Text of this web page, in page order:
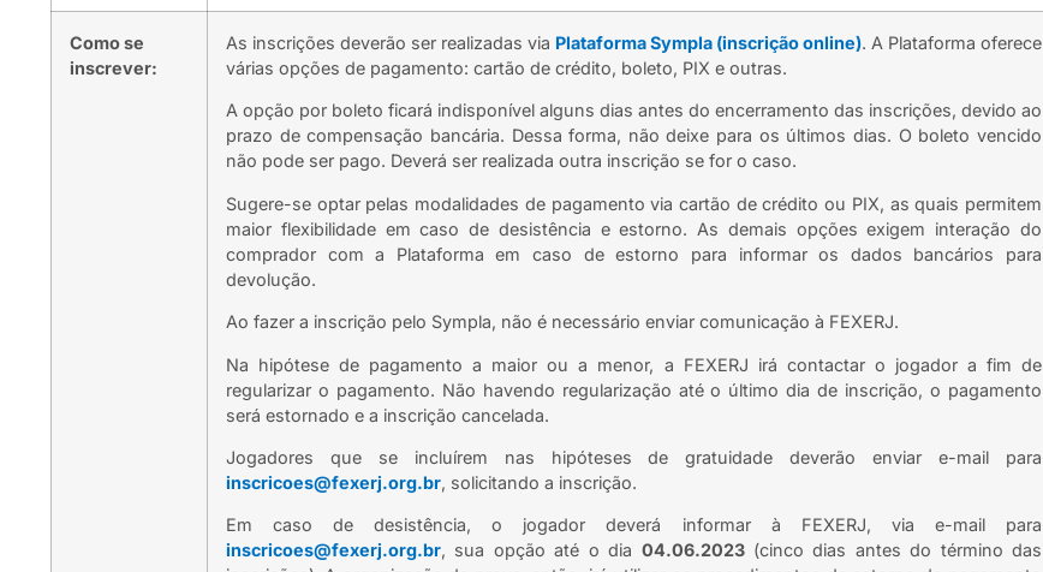
Como se
inscrever:
As inscrições deverão ser realizadas via Plataforma Sympla (inscrição online). A Plataforma oferece
várias opções de pagamento: cartão de crédito, boleto, PIX e outras.
A opção por boleto ficará indisponível alguns dias antes do encerramento das inscrições, devido ao
prazo de compensação bancária. Dessa forma, não deixe para os últimos dias. O boleto vencido
não pode ser pago. Deverá ser realizada outra inscrição se for o caso.
Sugere-se optar pelas modalidades de pagamento via cartão de crédito ou PIX, as quais permitem
maior flexibilidade em caso de desistência e estorno. As demais opções exigem interação do
comprador com a Plataforma em caso de estorno para informar os dados bancários para
devolução.
Ao fazer a inscrição pelo Sympla, não é necessário enviar comunicação à FEXERJ.
Na hipótese de pagamento a maior ou a menor, a FEXERJ irá contactar o jogador a fim de
regularizar o pagamento. Não havendo regularização até o último dia de inscrição, o pagamento
será estornado e a inscrição cancelada.
Jogadores que se incluírem nas hipóteses de gratuidade deverão enviar e-mail para
inscricoes@fexerj.org.br, solicitando a inscrição.
Em caso de desistência, o jogador deverá informar à FEXERJ, via e-mail para
inscricoes@fexerj.org.br, sua opção até o dia 04.06.2023(cinco dias antes do término das